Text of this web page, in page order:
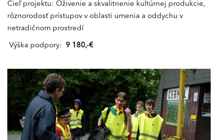
Cieľ projektu: Oživenie a skvalitnenie kultúrnej produkcie,
rôznorodosť prístupov v oblasti umenia a oddychu v
netradičnom prostredí
Výška podpory: 9 180,-€